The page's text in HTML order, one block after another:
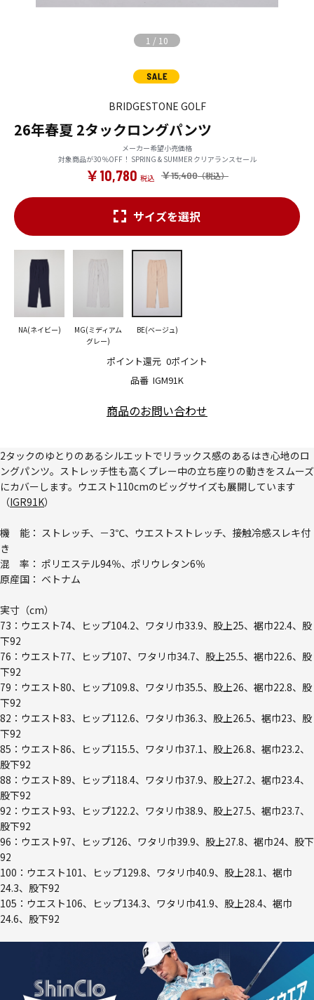
1 / 10
BRIDGESTONE GOLF
26年春夏 2タックロングパンツ
メーカー希望小売価格
対象商品が30％OFF！ SPRING & SUMMER クリアランスセール
￥15,400
￥10,780
品番 IGM91K
ポイント還元 0ポイント
サイズを選択
NA(ネイビー)
MG(ミディアム
グレー)
BE(ベージュ)
商品のお問い合わせ
2タックのゆとりのあるシルエットでリラックス感のあるはき心地のロ
ングパンツ。ストレッチ性も高くプレー中の立ち座りの動きをスムーズ
にカバーします。ウエスト110cmのビッグサイズも展開しています
（IGR91K）
機 能： ストレッチ、－3℃、ウエストストレッチ、接触冷感スレキ付
き
混 率： ポリエステル94％、ポリウレタン6％
原産国： ベトナム
実寸（cm）
73：ウエスト74、ヒップ104.2、ワタリ巾33.9、股上25、裾巾22.4、股
下92
76：ウエスト77、ヒップ107、ワタリ巾34.7、股上25.5、裾巾22.6、股
下92
79：ウエスト80、ヒップ109.8、ワタリ巾35.5、股上26、裾巾22.8、股
下92
82：ウエスト83、ヒップ112.6、ワタリ巾36.3、股上26.5、裾巾23、股
下92
85：ウエスト86、ヒップ115.5、ワタリ巾37.1、股上26.8、裾巾23.2、
股下92
88：ウエスト89、ヒップ118.4、ワタリ巾37.9、股上27.2、裾巾23.4、
股下92
92：ウエスト93、ヒップ122.2、ワタリ巾38.9、股上27.5、裾巾23.7、
股下92
96：ウエスト97、ヒップ126、ワタリ巾39.9、股上27.8、裾巾24、股下
92
100：ウエスト101、ヒップ129.8、ワタリ巾40.9、股上28.1、裾巾
24.3、股下92
105：ウエスト106、ヒップ134.3、ワタリ巾41.9、股上28.4、裾巾
24.6、股下92